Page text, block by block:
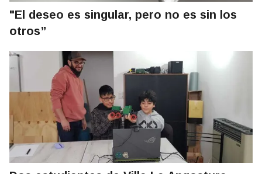
"El deseo es singular, pero no es sin los
otros”